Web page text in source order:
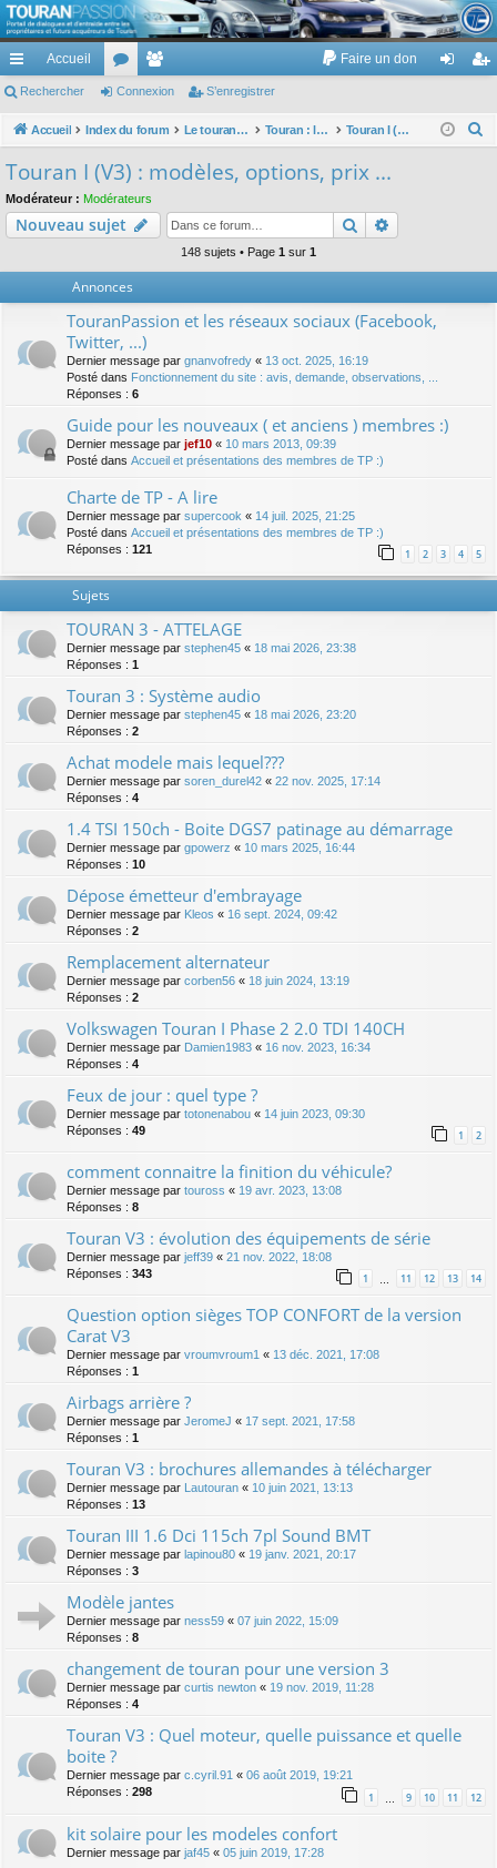
TouranPassion
Le forum des propriétaires ou futurs acquéreurs du Volkswagen Touran
cc
ès
pi
de
Accueil
or
u
e
m
Faire un don
ne nr
Rechercher Connexion S’enregistrer
Accueil Index du forum Le touran dans ses versions I (V1 V2 V3) et II ... Touran : les modèles, les prix, les achats, les options, ... Touran I (V3) : modèles, options, prix ...
c
Touran I (V3) : modèles, options, prix ...
Modérateur : Modérateurs
Nouveau sujet Rechercher
148 sujets • Page 1 sur 1
Annonces
TouranPassion et les réseaux sociaux (Facebook,
Twitter, ...)
Dernier message par gnanvofredy « 13 oct. 2025, 16:19
Posté dans Fonctionnement du site : avis, demande, observations, ...
Réponses : 6
Guide pour les nouveaux ( et anciens ) membres :)
Dernier message par jef10 « 10 mars 2013, 09:39
Posté dans Accueil et présentations des membres de TP :)
Charte de TP - A lire
Dernier message par supercook « 14 juil. 2025, 21:25
Posté dans Accueil et présentations des membres de TP :)
Réponses : 121 1 2 3 4 5
Sujets
TOURAN 3 - ATTELAGE
Dernier message par stephen45 « 18 mai 2026, 23:38
Réponses : 1
Touran 3 : Système audio
Dernier message par stephen45 « 18 mai 2026, 23:20
Réponses : 2
Achat modele mais lequel???
Dernier message par soren_durel42 « 22 nov. 2025, 17:14
Réponses : 4
1.4 TSI 150ch - Boite DGS7 patinage au démarrage
Dernier message par gpowerz « 10 mars 2025, 16:44
Réponses : 10
Dépose émetteur d'embrayage
Dernier message par Kleos « 16 sept. 2024, 09:42
Réponses : 2
Remplacement alternateur
Dernier message par corben56 « 18 juin 2024, 13:19
Réponses : 2
Volkswagen Touran I Phase 2 2.0 TDI 140CH
Dernier message par Damien1983 « 16 nov. 2023, 16:34
Réponses : 4
Feux de jour : quel type ?
Dernier message par totonenabou « 14 juin 2023, 09:30
Réponses : 49 1 2
comment connaitre la finition du véhicule?
Dernier message par touross « 19 avr. 2023, 13:08
Réponses : 8
Touran V3 : évolution des équipements de série
Dernier message par jeff39 « 21 nov. 2022, 18:08
Réponses : 343 1 … 11 12 13 14
Question option sièges TOP CONFORT de la version
Carat V3
Dernier message par vroumvroum1 « 13 déc. 2021, 17:08
Réponses : 1
Airbags arrière ?
Dernier message par JeromeJ « 17 sept. 2021, 17:58
Réponses : 1
Touran V3 : brochures allemandes à télécharger
Dernier message par Lautouran « 10 juin 2021, 13:13
Réponses : 13
Touran III 1.6 Dci 115ch 7pl Sound BMT
Dernier message par lapinou80 « 19 janv. 2021, 20:17
Réponses : 3
Modèle jantes
Dernier message par ness59 « 07 juin 2022, 15:09
Réponses : 8
changement de touran pour une version 3
Dernier message par curtis newton « 19 nov. 2019, 11:28
Réponses : 4
Touran V3 : Quel moteur, quelle puissance et quelle
boite ?
Dernier message par c.cyril.91 « 06 août 2019, 19:21
Réponses : 298 1 9 10 11 12
kit solaire pour les modeles confort
Dernier message par jaf45 « 05 juin 2019, 17:28